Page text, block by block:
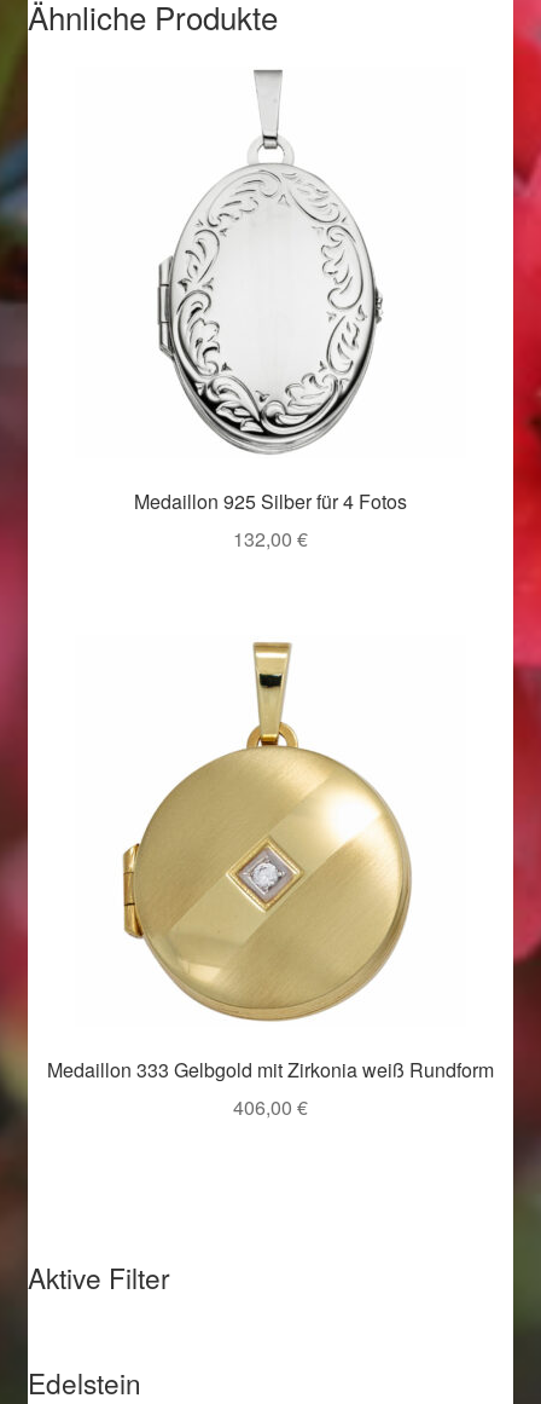
Valentinstag Geschenke
Vertrag widerrufen
Warenkorb
Weihnachtsangebote 2015
Weihnachtsangebote 2016
Weihnachtsangebote 2017
Weihnachtsangebote 2018
Weihnachtsangebote 2020
Weihnachtsangebote 2021
Woocommerce Predictive Search
Ähnliche Produkte
Medaillon 925 Silber für 4 Fotos
132,00 €
Medaillon 333 Gelbgold mit Zirkonia weiß Rundform
406,00 €
Aktive Filter
Edelstein